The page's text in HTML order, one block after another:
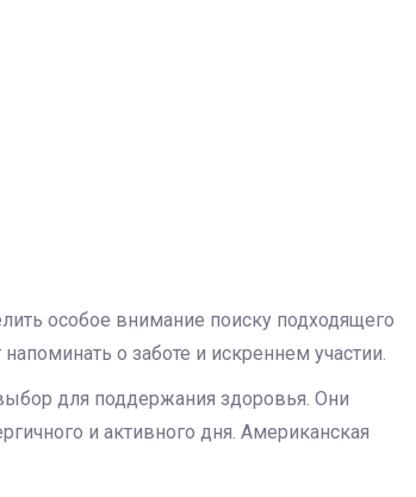
особое внимание поиску подходящего
о заботе и искреннем участии.
для поддержания здоровья. Они
и активного дня. Американская